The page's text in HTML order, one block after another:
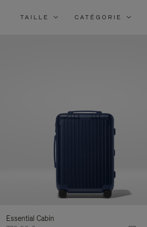
TAILLE CATÉGORIE
Essential Cabin